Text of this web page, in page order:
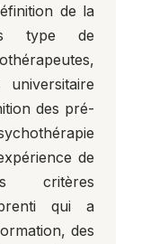
de la
type de
des pré-
de
critères
qui a
des